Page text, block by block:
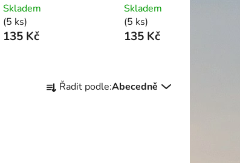
Skladem
(5 ks)
135 Kč
Skladem
(5 ks)
135 Kč
a Řadit podle:Abecedně